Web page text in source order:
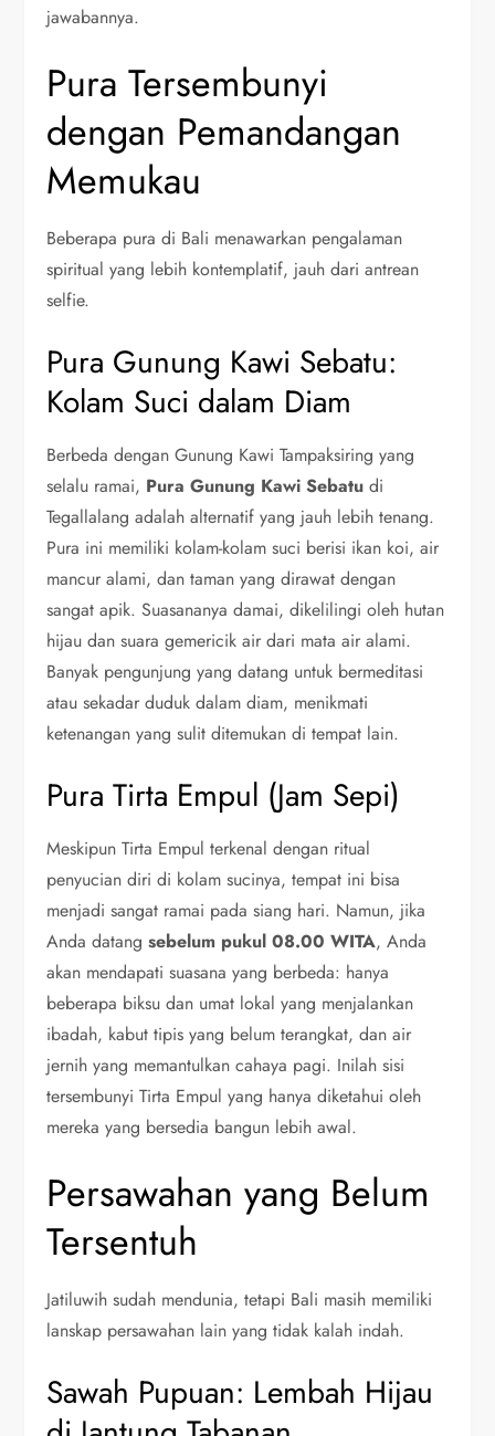
jawabannya.
Pura Tersembunyi
dengan Pemandangan
Memukau
Beberapa pura di Bali menawarkan pengalaman
spiritual yang lebih kontemplatif, jauh dari antrean
selfie.
Pura Gunung Kawi Sebatu:
Kolam Suci dalam Diam
Berbeda dengan Gunung Kawi Tampaksiring yang
selalu ramai, Pura Gunung Kawi Sebatu di
Tegallalang adalah alternatif yang jauh lebih tenang.
Pura ini memiliki kolam-kolam suci berisi ikan koi, air
mancur alami, dan taman yang dirawat dengan
sangat apik. Suasananya damai, dikelilingi oleh hutan
hijau dan suara gemericik air dari mata air alami.
Banyak pengunjung yang datang untuk bermeditasi
atau sekadar duduk dalam diam, menikmati
ketenangan yang sulit ditemukan di tempat lain.
Pura Tirta Empul (Jam Sepi)
Meskipun Tirta Empul terkenal dengan ritual
penyucian diri di kolam sucinya, tempat ini bisa
menjadi sangat ramai pada siang hari. Namun, jika
Anda datangsebelum pukul 08.00 WITA, Anda
akan mendapati suasana yang berbeda: hanya
beberapa biksu dan umat lokal yang menjalankan
ibadah, kabut tipis yang belum terangkat, dan air
jernih yang memantulkan cahaya pagi. Inilah sisi
tersembunyi Tirta Empul yang hanya diketahui oleh
mereka yang bersedia bangun lebih awal.
Persawahan yang Belum
Tersentuh
Jatiluwih sudah mendunia, tetapi Bali masih memiliki
lanskap persawahan lain yang tidak kalah indah.
Sawah Pupuan: Lembah Hijau